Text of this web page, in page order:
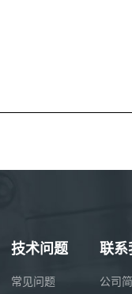
技术问题
常见问题
联系
公司